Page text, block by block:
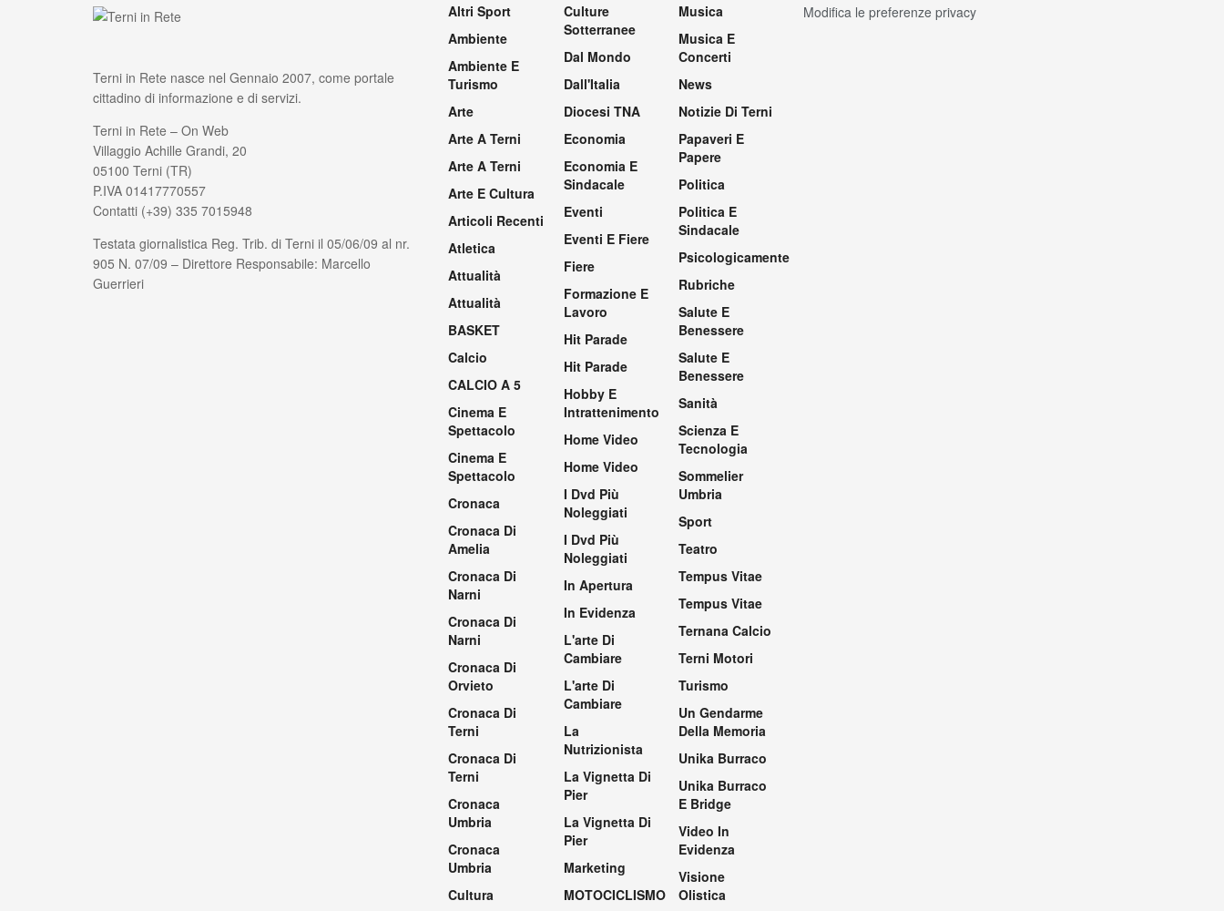
Terni in Rete nasce nel Gennaio 2007, come portale
cittadino di informazione e di servizi.
Terni in Rete – On Web
Villaggio Achille Grandi, 20
05100 Terni (TR)
P.IVA 01417770557
Contatti (+39) 335 7015948
Testata giornalistica Reg. Trib. di Terni il 05/06/09 al nr.
905 N. 07/09 – Direttore Responsabile: Marcello
Guerrieri
Altri Sport
Ambiente
Ambiente E
Turismo
Arte
Arte A Terni
Arte A Terni
Arte E Cultura
Articoli Recenti
Atletica
Attualità
Attualità
BASKET
Calcio
CALCIO A 5
Cinema E
Spettacolo
Cinema E
Spettacolo
Cronaca
Cronaca Di
Amelia
Cronaca Di
Narni
Cronaca Di
Narni
Cronaca Di
Orvieto
Cronaca Di
Terni
Cronaca Di
Terni
Cronaca
Umbria
Cronaca
Umbria
Cultura
Culture
Sotterranee
Dal Mondo
Dall'Italia
Diocesi TNA
Economia
Economia E
Sindacale
Eventi
Eventi E Fiere
Fiere
Formazione E
Lavoro
Hit Parade
Hit Parade
Hobby E
Intrattenimento
Home Video
Home Video
I Dvd Più
Noleggiati
I Dvd Più
Noleggiati
In Apertura
In Evidenza
L'arte Di
Cambiare
L'arte Di
Cambiare
La
Nutrizionista
La Vignetta Di
Pier
La Vignetta Di
Pier
Marketing
MOTOCICLISMO
Musica
Musica E
Concerti
News
Notizie Di Terni
Papaveri E
Papere
Politica
Politica E
Sindacale
Psicologicamente
Rubriche
Salute E
Benessere
Salute E
Benessere
Sanità
Scienza E
Tecnologia
Sommelier
Umbria
Sport
Teatro
Tempus Vitae
Tempus Vitae
Ternana Calcio
Terni Motori
Turismo
Un Gendarme
Della Memoria
Unika Burraco
Unika Burraco
E Bridge
Video In
Evidenza
Visione
Olistica
Modifica le preferenze privacy